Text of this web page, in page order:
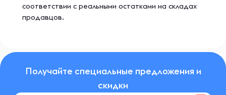
соответствии с реальными остатками на складах
продавцов.
Получайте специальные предложения и
скидки